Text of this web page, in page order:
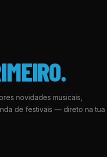
novidades musicais,
de festivais — direto na tua